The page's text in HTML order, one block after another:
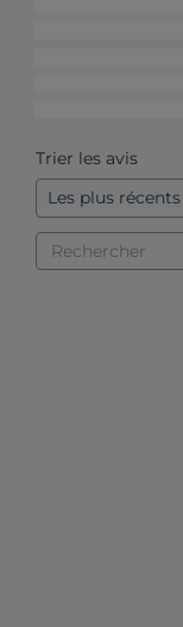
Trier les avis